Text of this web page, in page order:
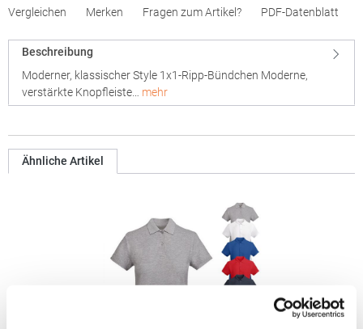
Vergleichen Merken Fragen zum Artikel? PDF-Datenblatt
Beschreibung
Moderner, klassischer Style 1x1-Ripp-Bündchen Moderne,
verstärkte Knopfleiste… mehr
Ähnliche Artikel